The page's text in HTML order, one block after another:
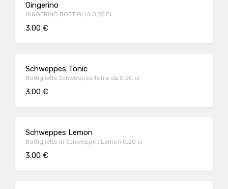
Gingerino
GINGERINO BOTTIGLIA 0,25 Cl
3.00 €
Schweppes Tonic
Bottiglietta Schweppes Tonic da 0,20 cl
3.00 €
Schweppes Lemon
Bottiglietta di Schweppes Lemon 0,20 cl
3.00 €